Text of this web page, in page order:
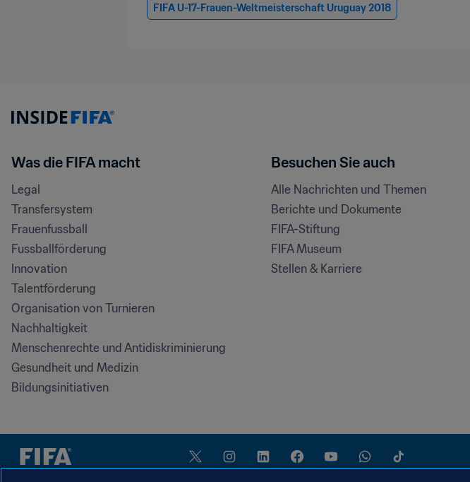
FIFA U-17-Frauen-Weltmeisterschaft Uruguay 2018
Was die FIFA macht
Legal
Transfersystem
Frauenfussball
Fussballförderung
Innovation
Talentförderung
Organisation von Turnieren
Nachhaltigkeit
Menschenrechte und Antidiskriminierung
Gesundheit und Medizin
Bildungsinitiativen
Besuchen Sie auch
Alle Nachrichten und Themen
Berichte und Dokumente
FIFA-Stiftung
FIFA Museum
Stellen & Karriere